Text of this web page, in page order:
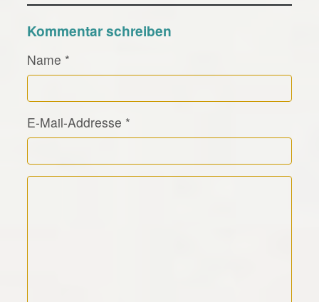
Kommentar schreiben
Name *
E-Mail-Addresse *
Kommentar Text